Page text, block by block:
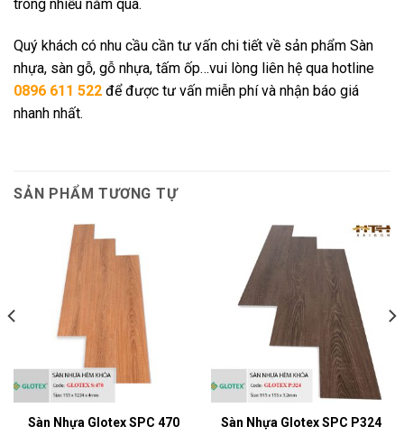
trong nhiều năm qua.
Quý khách có nhu cầu cần tư vấn chi tiết về sản phẩm Sàn
nhựa, sàn gỗ, gỗ nhựa, tấm ốp…vui lòng liên hệ qua hotline
0896 611 522 để được tư vấn miễn phí và nhận báo giá
nhanh nhất.
SẢN PHẨM TƯƠNG TỰ
Sàn Nhựa Glotex SPC 470 Sàn Nhựa Glotex SPC P324